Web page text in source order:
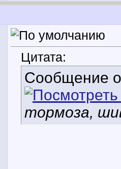
Цитата:
Сообщение
тормоза,